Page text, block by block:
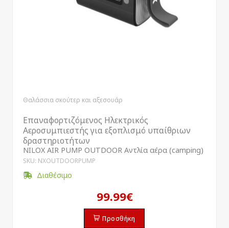
Θαλάσσια σκούτερ και αξεσουάρ
Επαναφορτιζόμενος Ηλεκτρικός
Αεροσυμπιεστής για εξοπλισμό υπαίθριων
δραστηριοτήτων
NILOX AIR PUMP OUTDOOR Αντλία αέρα (camping)
SKU: NXOUTDOORPUMP
Διαθέσιμο
99.99€
Προσθήκη